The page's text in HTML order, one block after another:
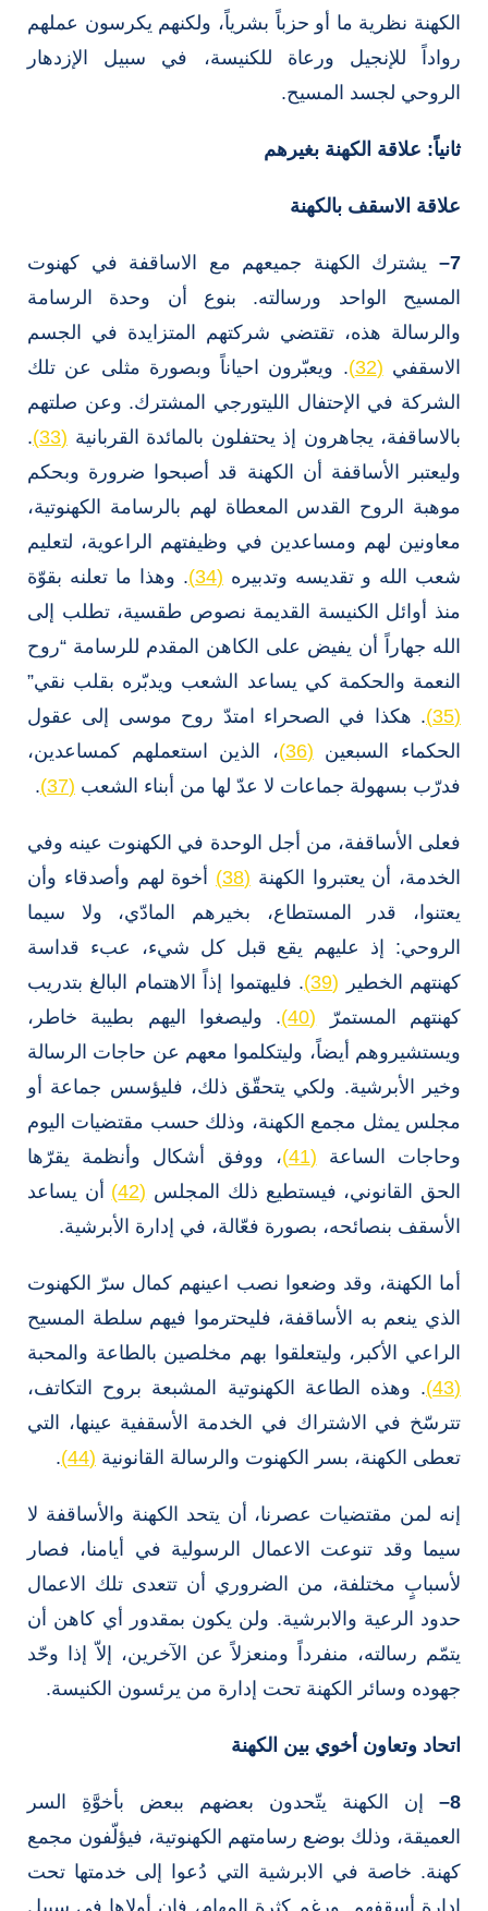
الكهنة نظرية ما أو حزباً بشرياً، ولكنهم يكرسون عملهم
رواداً للإنجيل ورعاة للكنيسة، في سبيل الإزدهار
الروحي لجسد المسيح.
ثانياً: علاقة الكهنة بغيرهم
علاقة الاسقف بالكهنة
7
– يشترك الكهنة جميعهم مع الاساقفة في كهنوت
المسيح الواحد ورسالته. بنوع أن وحدة الرسامة
والرسالة هذه، تقتضي شركتهم المتزايدة في الجسم
الاسقفي (32)
. ويعبّرون احياناً وبصورة مثلى عن تلك
الشركة في الإحتفال الليتورجي المشترك. وعن صلتهم
بالاساقفة، يجاهرون إذ يحتفلون بالمائدة القربانية (33)
.
وليعتبر الأساقفة أن الكهنة قد أصبحوا ضرورة وبحكم
موهبة الروح القدس المعطاة لهم بالرسامة الكهنوتية،
معاونين لهم ومساعدين في وظيفتهم الراعوية، لتعليم
شعب الله و تقديسه وتدبيره (34)
. وهذا ما تعلنه بقوّة
منذ أوائل الكنيسة القديمة نصوص طقسية، تطلب إلى
الله جهاراً أن يفيض على الكاهن المقدم للرسامة “روح
النعمة والحكمة كي يساعد الشعب ويدبّره بقلب نقي”
(35)
. هكذا في الصحراء امتدّ روح موسى إلى عقول
الحكماء السبعين (36)
، الذين استعملهم كمساعدين،
فدرّب بسهولة جماعات لا عدّ لها من أبناء الشعب (37)
.
فعلى الأساقفة، من أجل الوحدة في الكهنوت عينه وفي
الخدمة، أن يعتبروا الكهنة (38)
أخوة لهم وأصدقاء وأن
يعتنوا، قدر المستطاع، بخيرهم المادّي، ولا سيما
الروحي: إذ عليهم يقع قبل كل شيء، عبء قداسة
كهنتهم الخطير (39)
. فليهتموا إذاً الاهتمام البالغ بتدريب
كهنتهم المستمرّ (40)
. وليصغوا اليهم بطيبة خاطر،
ويستشيروهم أيضاً، وليتكلموا معهم عن حاجات الرسالة
وخير الأبرشية. ولكي يتحقّق ذلك، فليؤسس جماعة أو
مجلس يمثل مجمع الكهنة، وذلك حسب مقتضيات اليوم
وحاجات الساعة (41)
، ووفق أشكال وأنظمة يقرّها
الحق القانوني، فيستطيع ذلك المجلس (42)
أن يساعد
الأسقف بنصائحه، بصورة فعّالة، في إدارة الأبرشية.
أما الكهنة، وقد وضعوا نصب اعينهم كمال سرّ الكهنوت
الذي ينعم به الأساقفة، فليحترموا فيهم سلطة المسيح
الراعي الأكبر، وليتعلقوا بهم مخلصين بالطاعة والمحبة
(43)
. وهذه الطاعة الكهنوتية المشبعة بروح التكاتف،
تترسّخ في الاشتراك في الخدمة الأسقفية عينها، التي
تعطى الكهنة، بسر الكهنوت والرسالة القانونية (44)
.
إنه لمن مقتضيات عصرنا، أن يتحد الكهنة والأساقفة لا
سيما وقد تنوعت الاعمال الرسولية في أيامنا، فصار
لأسبابٍ مختلفة، من الضروري أن تتعدى تلك الاعمال
حدود الرعية والابرشية. ولن يكون بمقدور أي كاهن أن
يتمّم رسالته، منفرداً ومنعزلاً عن الآخرين، إلاّ إذا وحّد
جهوده وسائر الكهنة تحت إدارة من يرئسون الكنيسة.
اتحاد وتعاون أخوي بين الكهنة
8
–
إن الكهنة يتّحدون بعضهم ببعض بأخوَّةِ السر
العميقة، وذلك بوضع رسامتهم الكهنوتية، فيؤلّفون مجمع
كهنة. خاصة في الابرشية التي دُعوا إلى خدمتها تحت